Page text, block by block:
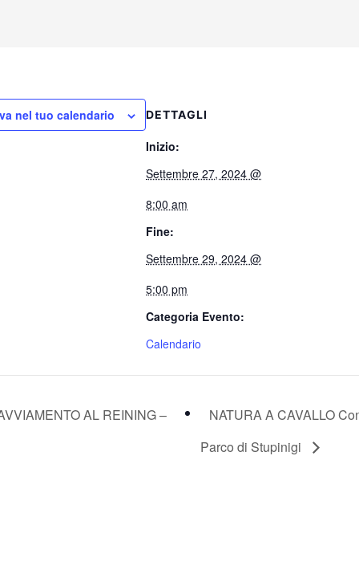
nel tuo calendario DETTAGLI
Inizio:
Settembre 27, 2024 @
8:00 am
Fine:
Settembre 29, 2024 @
5:00 pm
Categoria Evento:
Calendario
AL REINING –
NATURA A CAVALLO
Parco di Stupinigi